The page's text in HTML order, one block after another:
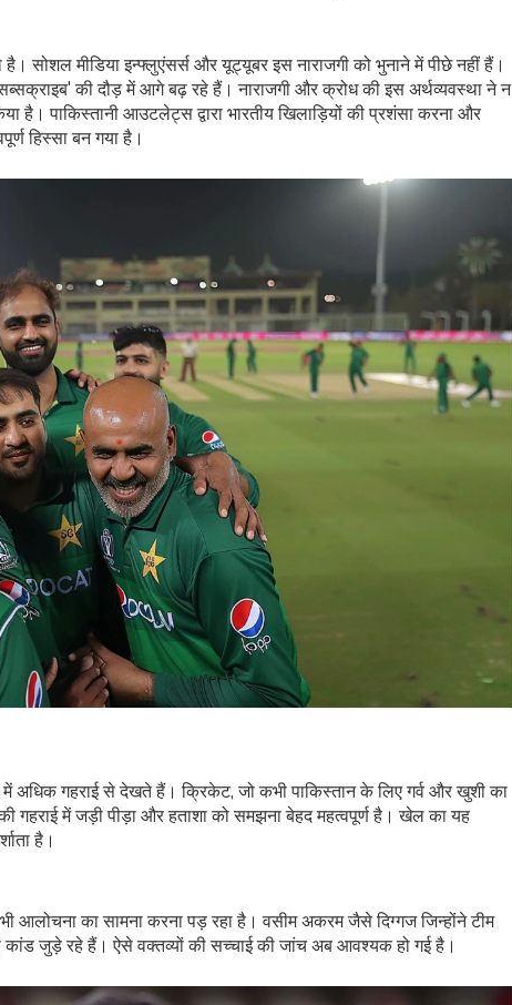
है। सोशल मीडिया इन्फ्लुएंसर्स और यूट्यूबर इस नाराजगी को भुनाने में पीछे नहीं हैं।
की दौड़ में आगे बढ़ रहे हैं। नाराजगी और क्रोध की इस अर्थव्यवस्था ने न
है। पाकिस्तानी आउटलेट्स द्वारा भारतीय खिलाड़ियों की प्रशंसा करना और
हिस्सा बन गया है।
में अधिक गहराई से देखते हैं। क्रिकेट, जो कभी पाकिस्तान के लिए गर्व और खुशी का
गहराई में जड़ी पीड़ा और हताशा को समझना बेहद महत्वपूर्ण है। खेल का यह
है।
भी आलोचना का सामना करना पड़ रहा है। वसीम अकरम जैसे दिग्गज जिन्होंने टीम
जुड़े रहे हैं। ऐसे वक्तव्यों की सच्चाई की जांच अब आवश्यक हो गई है।